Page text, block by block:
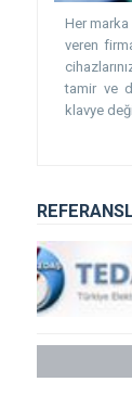
Her
veren
tamir ve
klavye